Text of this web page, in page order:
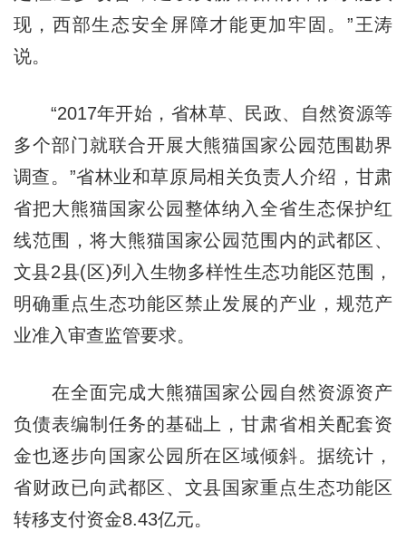
现，西部生态安全屏障才能更加牢固。”王涛
说。
“2017年开始，省林草、民政、自然资源等
多个部门就联合开展大熊猫国家公园范围勘界
调查。”省林业和草原局相关负责人介绍，甘肃
省把大熊猫国家公园整体纳入全省生态保护红
线范围，将大熊猫国家公园范围内的武都区、
文县2县(区)列入生物多样性生态功能区范围，
明确重点生态功能区禁止发展的产业，规范产
业准入审查监管要求。
在全面完成大熊猫国家公园自然资源资产
负债表编制任务的基础上，甘肃省相关配套资
金也逐步向国家公园所在区域倾斜。据统计，
省财政已向武都区、文县国家重点生态功能区
转移支付资金8.43亿元。